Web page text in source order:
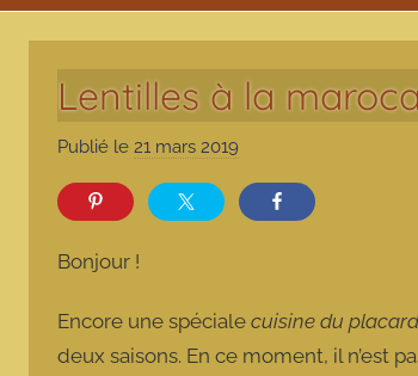
Lentilles à la
Publié le 21 mars 2019
r
m
o
Bonjour !
Encore une spéciale cuisine du
deux saisons. En ce moment, il n’est